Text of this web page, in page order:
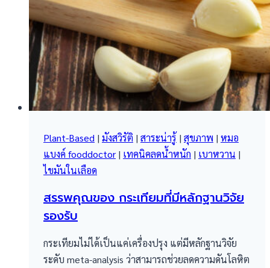
Plant-Based | มังสวิรัติ | สาระน่ารู้ | สุขภาพ | หมอ
แบงค์ fooddoctor | เทคนิคลดน้ำหนัก | เบาหวาน |
ไขมันในเลือด
สรรพคุณของ กระเทียมที่มีหลักฐานวิจัย
รองรับ
กระเทียมไม่ได้เป็นแค่เครื่องปรุง แต่มีหลักฐานวิจัย
ระดับ meta-analysis ว่าสามารถช่วยลดความดันโลหิต